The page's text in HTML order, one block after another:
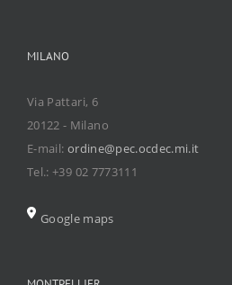
MILANO
Via Pattari, 6
20122 - Milano
E-mail: ordine@pec.ocdec.mi.it
Tel.: +39 02 7773111
Google maps